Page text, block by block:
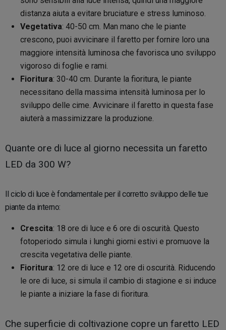
distanza aiuta a evitare bruciature e stress luminoso.
Vegetativa: 40-50 cm. Man mano che le piante
crescono, puoi avvicinare il faretto per fornire loro una
maggiore intensità luminosa che favorisca uno sviluppo
vigoroso di foglie e rami.
Fioritura: 30-40 cm. Durante la fioritura, le piante
necessitano della massima intensità luminosa per lo
sviluppo delle cime. Avvicinare il faretto in questa fase
aiuterà a massimizzare la produzione.
Quante ore di luce al giorno necessita un faretto
LED da 300 W?
Il ciclo di luce è fondamentale per il corretto sviluppo delle tue
piante da interno:
Crescita: 18 ore di luce e 6 ore di oscurità. Questo
fotoperiodo simula i lunghi giorni estivi e promuove la
crescita vegetativa delle piante.
Fioritura: 12 ore di luce e 12 ore di oscurità. Riducendo
le ore di luce, si simula il cambio di stagione e si induce
le piante a iniziare la fase di fioritura.
Che superficie di coltivazione copre un faretto LED